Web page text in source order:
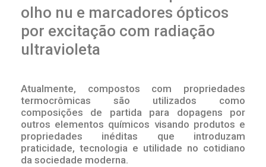
olho nu e marcadores ópticos
por excitação com radiação
ultravioleta
Atualmente, compostos com propriedades
termocrômicas são utilizados como
composições de partida para dopagens por
outros elementos químicos visando produtos e
propriedades inéditas que introduzam
praticidade, tecnologia e utilidade no cotidiano
da sociedade moderna.